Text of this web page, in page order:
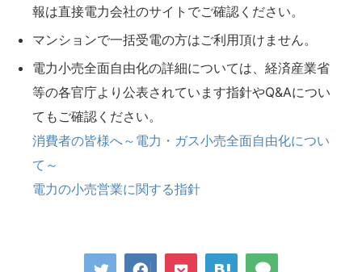
報は直接電力会社のサイトでご確認ください。
マンションで一括受電の方はご利用頂けません。
電力小売全面自由化の詳細については、経済産業省
等の各官庁より公表されています指針やQ&Aについ
てもご確認ください。
消費者の皆様へ～電力・ガス小売全面自由化につい
て～
電力の小売営業に関する指針